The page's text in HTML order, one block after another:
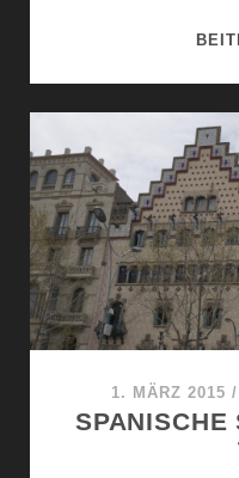
1. MÄRZ 2015
SPANISCHE